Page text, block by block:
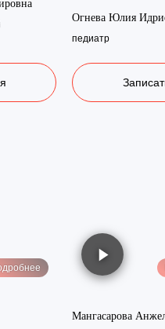
Огнева Юлия
педиатр
Мангасарова
онлайн
до терапии